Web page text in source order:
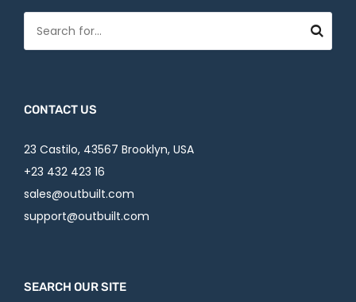
CONTACT US
23 Castilo, 43567 Brooklyn, USA
+23 432 423 16
sales@outbuilt.com
support@outbuilt.com
SEARCH OUR SITE